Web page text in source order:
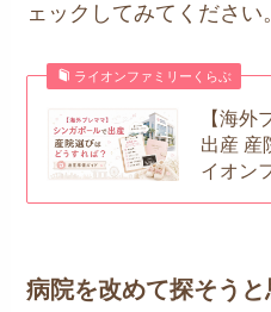
ェックしてみてください
ライオンファミリーくらぶ
【海
出産 産
イオン
病院を改めて探そう